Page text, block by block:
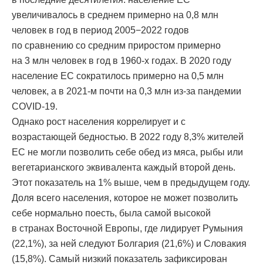
увеличивалось в среднем примерно на 0,8 млн
человек в год в период 2005−2022 годов
по сравнению со средним приростом примерно
на 3 млн человек в год в 1960-х годах. В 2020 году
население ЕС сократилось примерно на 0,5 млн
человек, а в 2021-м почти на 0,3 млн из-за пандемии
COVID-19.
Однако рост населения коррелирует и с
возрастающей бедностью. В 2022 году 8,3% жителей
ЕС не могли позволить себе обед из мяса, рыбы или
вегетарианского эквивалента каждый второй день.
Этот показатель на 1% выше, чем в предыдущем году.
Доля всего населения, которое не может позволить
себе нормально поесть, была самой высокой
в странах Восточной Европы, где лидирует Румыния
(22,1%), за ней следуют Болгария (21,6%) и Словакия
(15,8%). Самый низкий показатель зафиксирован